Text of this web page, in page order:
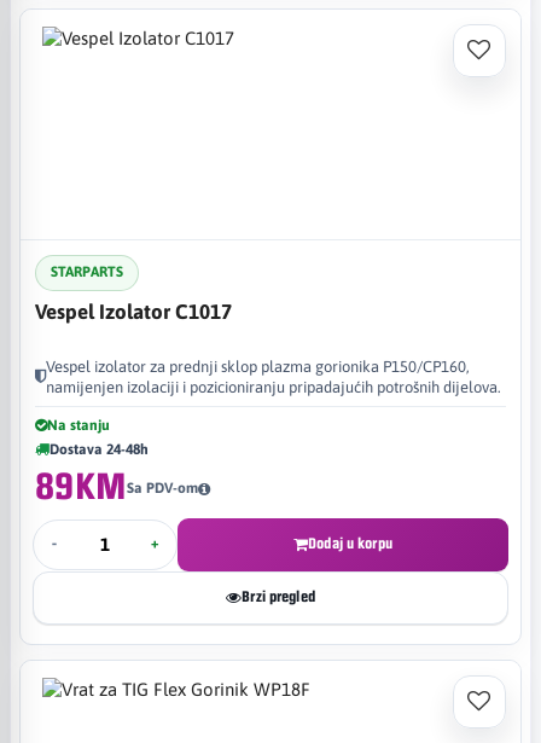
STARPARTS
Vespel Izolator C1017
Vespel izolator za prednji sklop plazma gorionika P150/CP160,
namijenjen izolaciji i pozicioniranju pripadajućih potrošnih dijelova.
Na stanju
Dostava 24-48h
89KMSa PDV-om
- + Dodaj u korpu
Brzi pregled